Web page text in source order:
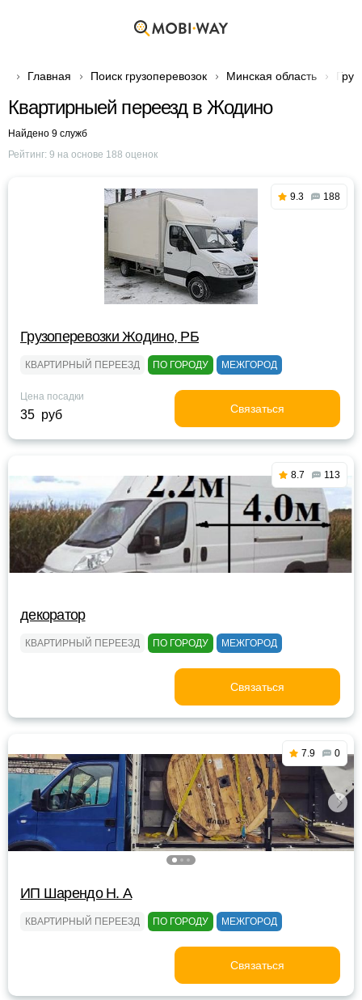
Главная Поиск грузоперевозок Минская область
Квартирныей переезд в Жодино
Найдено 9 служб
Рейтинг: 9 на основе 188 оценок
9.3 188
Грузоперевозки Жодино, РБ
КВАРТИРНЫЙ ПЕРЕЕЗД ПО ГОРОДУ МЕЖГОРОД
Цена посадки
35 руб Связаться
8.7 113
декоратор
КВАРТИРНЫЙ ПЕРЕЕЗД ПО ГОРОДУ МЕЖГОРОД
Связаться
7.9 0
ИП Шарендо Н. А
КВАРТИРНЫЙ ПЕРЕЕЗД ПО ГОРОДУ МЕЖГОРОД
Связаться